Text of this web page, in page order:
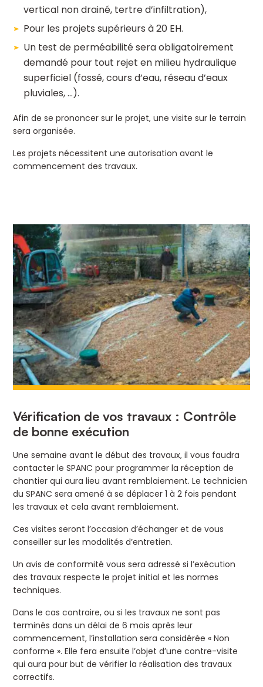
vertical non drainé, tertre d’infiltration),
Pour les projets supérieurs à 20 EH.
Un test de perméabilité sera obligatoirement
demandé pour tout rejet en milieu hydraulique
superficiel (fossé, cours d’eau, réseau d’eaux
pluviales, …).
Afin de se prononcer sur le projet, une visite sur le terrain
sera organisée.
Les projets nécessitent une autorisation avant le
commencement des travaux.
Vérification de vos travaux : Contrôle
de bonne exécution
Une semaine avant le début des travaux, il vous faudra
contacter le SPANC pour programmer la réception de
chantier qui aura lieu avant remblaiement. Le technicien
du SPANC sera amené à se déplacer 1 à 2 fois pendant
les travaux et cela avant remblaiement.
Ces visites seront l’occasion d’échanger et de vous
conseiller sur les modalités d’entretien.
Un avis de conformité vous sera adressé si l’exécution
des travaux respecte le projet initial et les normes
techniques.
Dans le cas contraire, ou si les travaux ne sont pas
terminés dans un délai de 6 mois après leur
commencement, l’installation sera considérée « Non
conforme ». Elle fera ensuite l’objet d’une contre-visite
qui aura pour but de vérifier la réalisation des travaux
correctifs.